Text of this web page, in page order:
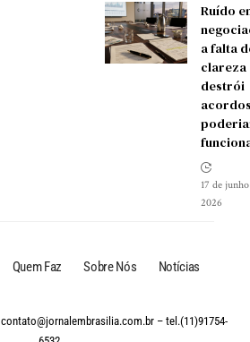
Ruído
a falta
clareza
destrói
17 de
2026
Quem Faz Sobre Nós Notícias
contato@jornalembrasilia.com.br – tel.(11)91754-